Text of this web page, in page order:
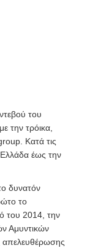
του
την τρόικα,
Κατά τις
έως την
δυνατόν
το
του 2014, την
Αμυντικών
απελευθέρωσης